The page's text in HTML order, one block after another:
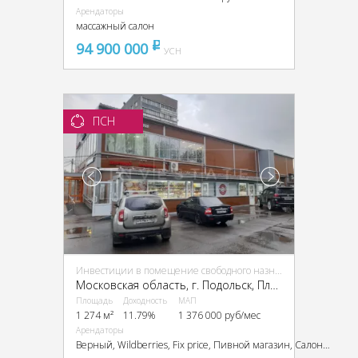
Арендаторы
массажный салон
94 900 000 pуб
УСН
ПСН
Инвестиции в помещение свободного назначения (ПСН)
Площадь
1 274 м²
Доходность
11.79%
МАП
1 376 000 руб/мес
Арендаторы
Верный, Wildberries, Fix price, Пивной магазин, Салон красоты, Ермолино, Парикмахерская